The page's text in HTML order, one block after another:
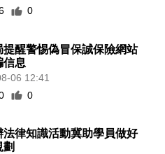
0
提醒警惕偽冒保誠保險網站
信息
06 12:41
0
法律知識活動冀助學員做好
劃